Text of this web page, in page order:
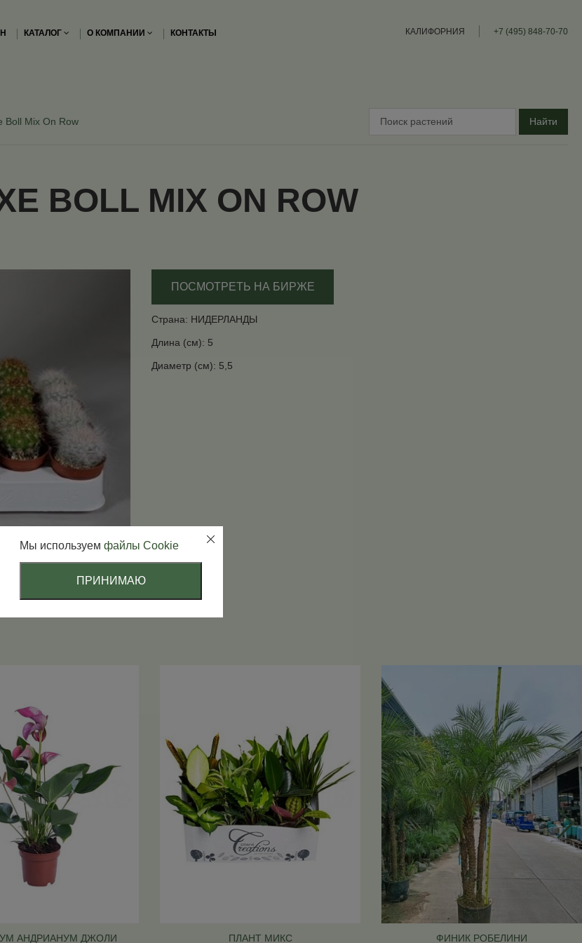
КАТАЛОГ О КОМПАНИИ КОНТАКТЫ КАЛИФОРНИЯ +7 (495) 848-70-70
Boll Mix On Row Найти
BOLL MIX ON ROW
ПОСМОТРЕТЬ НА БИРЖЕ
Страна: НИДЕРЛАНДЫ
Длина (см): 5
Диаметр (см): 5,5
АНДРИАНУМ ДЖОЛИ ПЛАНТ МИКС ФИНИК РОБЕЛИНИ
Мы используем файлы Cookie
ПРИНИМАЮ